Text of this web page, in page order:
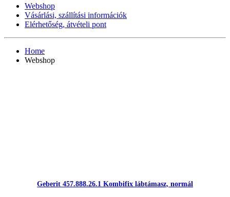
Webshop
Vásárlási, szállítási információk
Elérhetőség, átvételi pont
Home
Webshop
Geberit 457.888.26.1 Kombifix lábtámasz, normál